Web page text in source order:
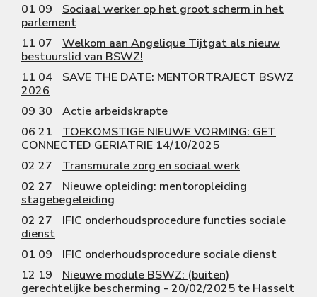
01 09
Sociaal werker op het groot scherm in het
parlement
11 07
Welkom aan Angelique Tijtgat als nieuw
bestuurslid van BSWZ!
11 04
SAVE THE DATE: MENTORTRAJECT BSWZ
2026
09 30
Actie arbeidskrapte
06 21
TOEKOMSTIGE NIEUWE VORMING: GET
CONNECTED GERIATRIE 14/10/2025
02 27
Transmurale zorg en sociaal werk
02 27
Nieuwe opleiding: mentoropleiding
stagebegeleiding
02 27
IFIC onderhoudsprocedure functies sociale
dienst
01 09
IFIC onderhoudsprocedure sociale dienst
12 19
Nieuwe module BSWZ: (buiten)
gerechtelijke bescherming - 20/02/2025 te Hasselt